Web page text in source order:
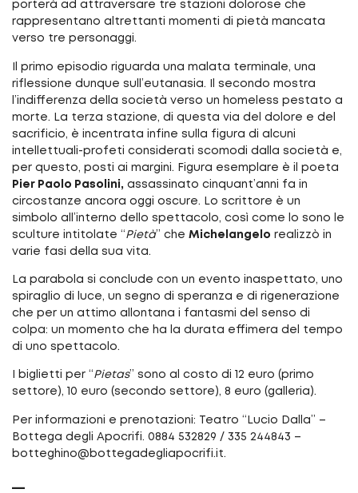
porterà ad attraversare tre stazioni dolorose che
rappresentano altrettanti momenti di pietà mancata
verso tre personaggi.
Il primo episodio riguarda una malata terminale, una
riflessione dunque sull’eutanasia. Il secondo mostra
l’indifferenza della società verso un homeless pestato a
morte. La terza stazione, di questa via del dolore e del
sacrificio, è incentrata infine sulla figura di alcuni
intellettuali-profeti considerati scomodi dalla società e,
per questo, posti ai margini. Figura esemplare è il poeta
Pier Paolo Pasolini, assassinato cinquant’anni fa in
circostanze ancora oggi oscure. Lo scrittore è un
simbolo all’interno dello spettacolo, così come lo sono le
sculture intitolate “Pietà” che Michelangelo realizzò in
varie fasi della sua vita.
La parabola si conclude con un evento inaspettato, uno
spiraglio di luce, un segno di speranza e di rigenerazione
che per un attimo allontana i fantasmi del senso di
colpa: un momento che ha la durata effimera del tempo
di uno spettacolo.
I biglietti per “Pietas” sono al costo di 12 euro (primo
settore), 10 euro (secondo settore), 8 euro (galleria).
Per informazioni e prenotazioni: Teatro “Lucio Dalla” –
Bottega degli Apocrifi. 0884 532829 / 335 244843 –
botteghino@bottegadegliapocrifi.it.